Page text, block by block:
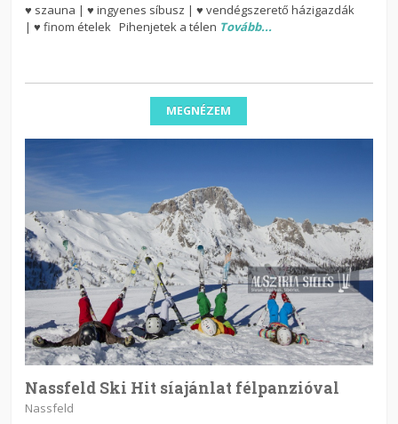
♥ szauna | ♥ ingyenes síbusz | ♥ vendégszerető házigazdák
| ♥ finom ételek Pihenjetek a télen Tovább...
MEGNÉZEM
Nassfeld Ski Hit síajánlat félpanzióval
Nassfeld